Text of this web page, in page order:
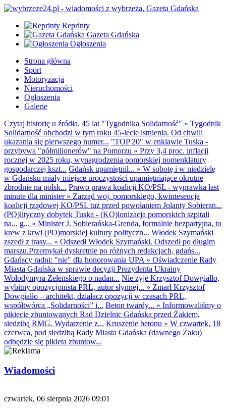
Reprinty
Gazeta Gdańska
Ogłoszenia
Strona główna
Sport
Motoryzacja
Nieruchomości
Ogłoszenia
Galerie
Czytaj historię u źródła. 45 lat "Tygodnika Solidarność" » Tygodnik
Solidarność obchodzi w tym roku 45-lecie istnienia. Od chwili
ukazania się pierwszego numer... "TOP 20" w enklawie Tuska -
przybywa "półmilionerów" na Pomorzu » Przy 3,4 proc. inflacji
rocznej w 2025 roku, wynagrodzenia pomorskiej nomenklatury
gospodarczej kszt... Gdańsk upamiętnił... » W sobotę i w niedzielę
w Gdańsku miały miejsce uroczystości upamiętniające okrutne
zbrodnie na polsk... Prawo prawa koalicji KO/PSL - wyprawka last
minute dla minister» Zarząd woj. pomorskiego, kwintesencja
koalicji rządowej KO/PSL tuż przed powołaniem Jolanty Sobieran...
(PO)lityczny dobytek Tuska - (KO)lonizacja pomorskich szpitali
na... g... » Minister J. Sobierańska-Grenda, formalnie bezpartyjna, to
krew z krwi (PO)morskiej kultury polityczn... Włodek Szymański
zszedł z trasy... » Odszedł Włodek Szymański. Odszedł po długim
marszu.Przemykał dyskretnie po różnych redakcjach, gdańs...
Gdańscy radni: "nie" dla honorowania UPA » Oświadczenie Rady
Miasta Gdańska w sprawie decyzji Prezydenta Ukrainy
Wołodymyra Zełenskiego o nadan... Nie żyje Krzysztof Dowgiałło,
wybitny opozycjonista PRL, autor słynnej... » Zmarł Krzysztof
Dowgiałło – architekt, działacz opozycji w czasach PRL,
współtwórca „Solidarności” i... Beton twardy... » Informowaliśmy o
pikiecie zbuntowanych Rad Dzielnic Gdańska przed Żakiem,
siedzibą RMG. Wydarzenie z... Kruszenie betonu » W czwartek, 18
czerwca, pod siedzibą Rady Miasta Gdańska (dawnego Żaku)
odbędzie się pikieta zbuntow...
Wiadomości
czwartek, 06 sierpnia 2026 09:01